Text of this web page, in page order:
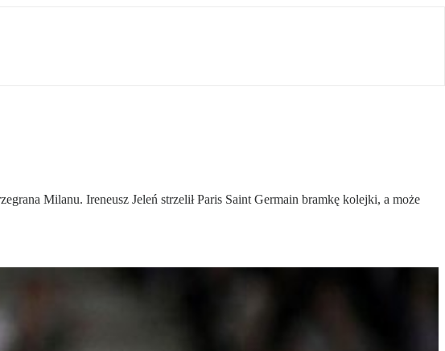
Milanu. Ireneusz Jeleń strzelił Paris Saint Germain bramkę kolejki, a może